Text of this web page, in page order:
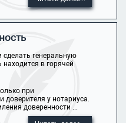
генеральную
находится в горячей
при
доверителя у нотариуса.
доверенности ...